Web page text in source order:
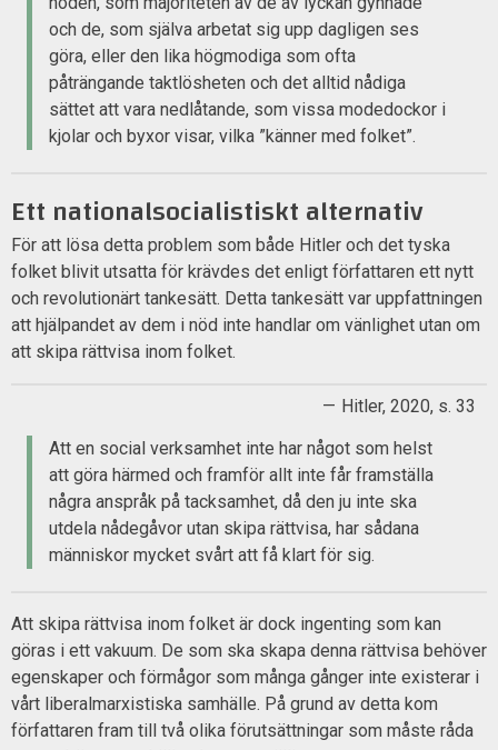
och de, som själva arbetat sig upp dagligen ses
göra, eller den lika högmodiga som ofta
påträngande taktlösheten och det alltid nådiga
sättet att vara nedlåtande, som vissa modedockor i
kjolar och byxor visar, vilka ”känner med folket”.
Ett nationalsocialistiskt alternativ
För att lösa detta problem som både Hitler och det tyska
folket blivit utsatta för krävdes det enligt författaren ett nytt
och revolutionärt tankesätt. Detta tankesätt var uppfattningen
att hjälpandet av dem i nöd inte handlar om vänlighet utan om
att skipa rättvisa inom folket.
Att en social verksamhet inte har något som helst
att göra härmed och framför allt inte får framställa
några anspråk på tacksamhet, då den ju inte ska
utdela nådegåvor utan skipa rättvisa, har sådana
människor mycket svårt att få klart för sig.
Hitler, 2020, s. 33
Att skipa rättvisa inom folket är dock ingenting som kan
göras i ett vakuum. De som ska skapa denna rättvisa behöver
egenskaper och förmågor som många gånger inte existerar i
vårt liberalmarxistiska samhälle. På grund av detta kom
författaren fram till två olika förutsättningar som måste råda